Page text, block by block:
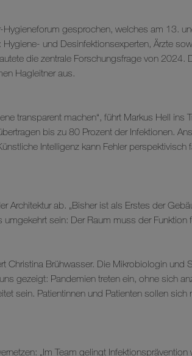
Hygieneforum gesprochen, welches am 13.
und Desinfektionsexperten, Ärzte
die zentrale Forschungsfrage von
Hagleitner aus.
transparent machen“, führt Markus Hell ins
bis zu 80 Prozent der Infektionen.
Intelligenz kann Fehler perspektivisch
Architektur ab. „Bisher ist als Erstes der
umgekehrt sein: Der Raum muss der
Christina Brühwasser. Die Mikrobiologin und
gezeigt: Pandemien treten ein, ohne sich
sein. Patientinnen und Patienten sollen
„Im Team gelingt